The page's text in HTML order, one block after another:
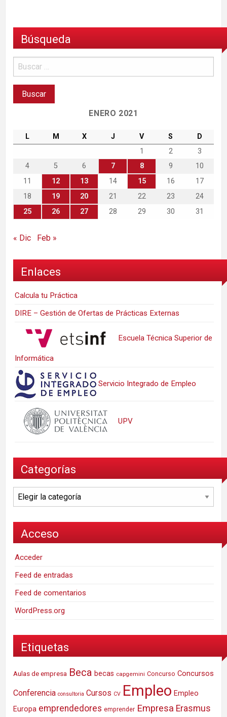
Búsqueda
ENERO 2021
L M X J V S
D
1
2
3
4
5 6 7 8 9
10
11
12 13 14 15 16
17
18
19 20 21 22 23
24
25
26 27 28 29 30 31
« Dic Feb »
Enlaces
Calcula tu Práctica
DIRE – Gestión de Ofertas de Prácticas Externas
Escuela Técnica Superior de
Informática
Servicio Integrado de Empleo
UPV
Categorías
Categorías
Acceso
Acceder
Feed de entradas
Feed de comentarios
WordPress.org
Etiquetas
Aulas de empresa Beca becas capgemini Concurso Concursos
Conferencia consultoria Cursos CV Empleo Empleo
Europa emprendedores emprender Empresa Erasmus